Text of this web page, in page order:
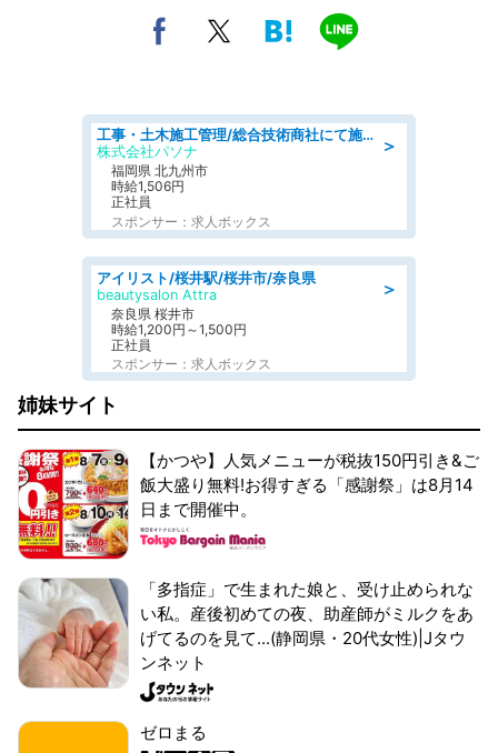
＞
工事・土木施工管理/総合技術商社にて施工管理のお仕事/即日勤務可/車通勤可/工事・土木施工管理/生産・品質管理
株式会社パソナ
福岡県 北九州市
時給1,506円
正社員
スポンサー：求人ボックス
＞
アイリスト/桜井駅/桜井市/奈良県
beautysalon Attra
奈良県 桜井市
時給1,200円～1,500円
正社員
スポンサー：求人ボックス
姉妹サイト
【かつや】人気メニューが税抜150円引き&ご
飯大盛り無料!お得すぎる「感謝祭」は8月14
日まで開催中。
「多指症」で生まれた娘と、受け止められな
い私。産後初めての夜、助産師がミルクをあ
げてるのを見て...(静岡県・20代女性)|Jタウ
ンネット
ゼロまる